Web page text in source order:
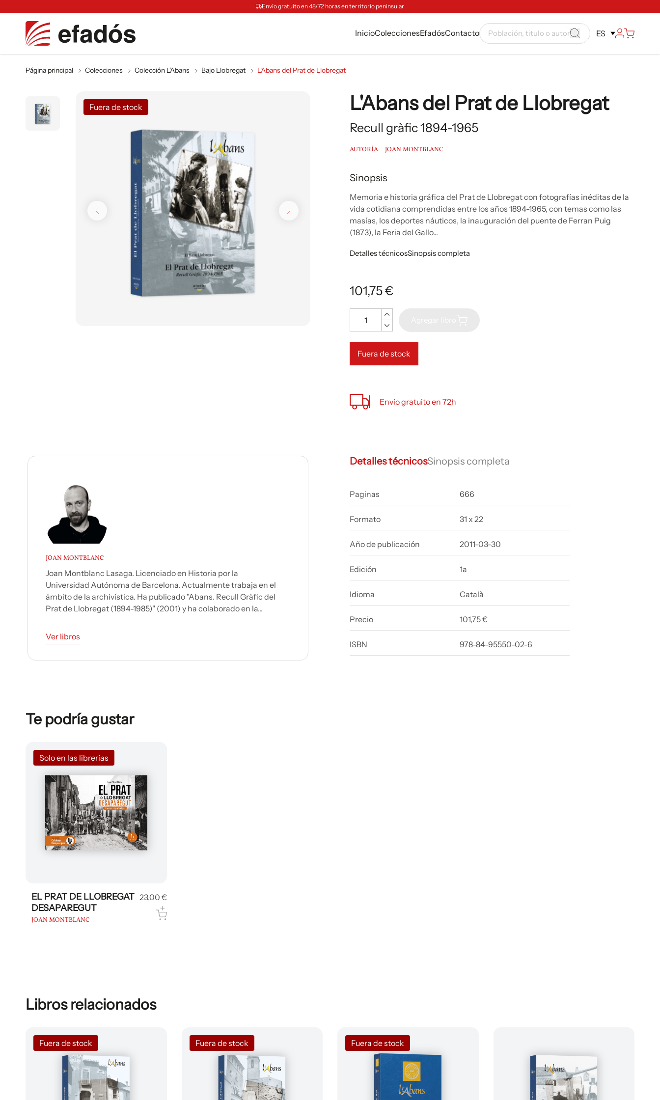
Envío gratuito en 48/72 horas en territorio peninsular
InicioColeccionesEfadósContacto ES
Página principal Colecciones Colección L'Abans Bajo Llobregat L'Abans del Prat de Llobregat
Fuera de stock L'Abans del Prat de Llobregat
Recull gràfic 1894-1965
AUTORÍA: JOAN MONTBLANC
Sinopsis
Memoria e historia gráfica del Prat de Llobregat con fotografías inéditas de la
vida cotidiana comprendidas entre los años 1894-1965, con temas como las
masías, los deportes náuticos, la inauguración del puente de Ferran Puig
(1873), la Feria del Gallo...
Detalles técnicosSinopsis completa
101,75 €
Fuera de stock
Envío gratuito en 72h
JOAN MONTBLANC
Joan Montblanc Lasaga. Licenciado en Historia por la
Universidad Autónoma de Barcelona. Actualmente trabaja en el
ámbito de la archivística. Ha publicado "Abans. Recull Gràfic del
Prat de Llobregat (1894-1985)" (2001) y ha colaborado en la...
Ver libros
Detalles técnicosSinopsis completa
Paginas 666
Formato 31 x 22
Año de publicación 2011-03-30
Edición 1a
Idioma Català
Precio 101,75 €
ISBN 978-84-95550-02-6
Te podría gustar
Solo en las librerías
EL PRAT DE LLOBREGAT
DESAPAREGUT
JOAN MONTBLANC
23,00 €
Libros relacionados
Fuera de stock Fuera de stock